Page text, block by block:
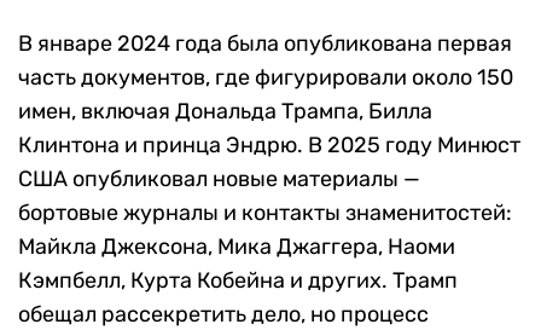
В январе 2024 года была опубликована первая
часть документов, где фигурировали около 150
имен, включая Дональда Трампа, Билла
Клинтона и принца Эндрю. В 2025 году Минюст
США опубликовал новые материалы —
бортовые журналы и контакты знаменитостей:
Майкла Джексона, Мика Джаггера, Наоми
Кэмпбелл, Курта Кобейна и других. Трамп
обещал рассекретить дело, но процесс